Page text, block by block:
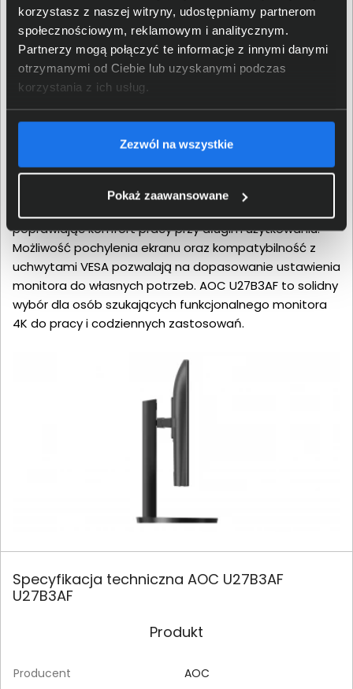
korzystasz z naszej witryny, udostępniamy partnerom
społecznościowym, reklamowym i analitycznym.
Partnerzy mogą połączyć te informacje z innymi danymi
otrzymanymi od Ciebie lub uzyskanymi podczas
korzystania z ich usług.
Zezwól na wszystkie
Pokaż zaawansowane
Prosta konstrukcja i
ergonomia
Monitor wyróżnia się minimalistycznym designem, który
dobrze wpisuje się w nowoczesne przestrzenie biurowe.
poprawiając komfort pracy przy długim użytkowaniu.
Możliwość pochylenia ekranu oraz kompatybilność z
uchwytami VESA pozwalają na dopasowanie ustawienia
monitora do własnych potrzeb. AOC U27B3AF to solidny
wybór dla osób szukających funkcjonalnego monitora
4K do pracy i codziennych zastosowań.
Specyfikacja techniczna AOC U27B3AF
U27B3AF
Produkt
Producent AOC